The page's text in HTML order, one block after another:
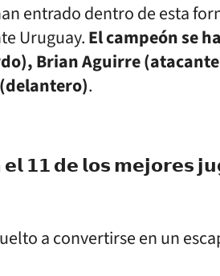
entrado dentro de esta
Uruguay.El campeón se
Brian Aguirre
.
𝟭𝟭 𝗱𝗲 𝗹𝗼𝘀 𝗺𝗲𝗷𝗼𝗿𝗲𝘀
a convertirse en un